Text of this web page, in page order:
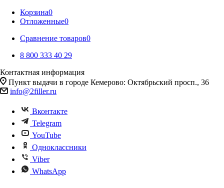
Корзина0
Отложенные0
Сравнение товаров0
8 800 333 40 29
Контактная информация
Пункт выдачи в городе Кемерово: Октябрьский просп., 36
info@2filler.ru
Вконтакте
Telegram
YouTube
Одноклассники
Viber
WhatsApp